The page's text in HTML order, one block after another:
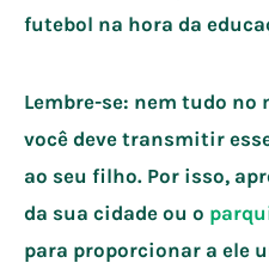
futebol na hora da
Lembre-se: nem tudo no
você deve transmitir
ao seu filho. Por isso,
da sua cidade ou o
para proporcionar a ele